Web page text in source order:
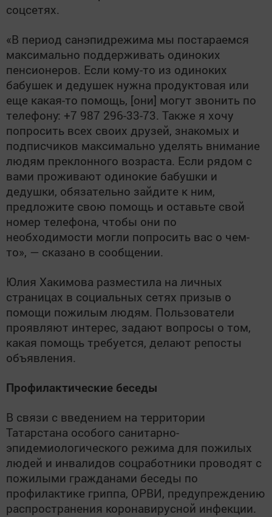
соцсетях.
«В период санэпидрежима мы постараемся
максимально поддерживать одиноких
пенсионеров. Если кому-то из одиноких
бабушек и дедушек нужна продуктовая или
еще какая-то помощь, [они] могут звонить по
телефону: +7 987 296-33-73. Также я хочу
попросить всех своих друзей, знакомых и
подписчиков максимально уделять внимание
людям преклонного возраста. Если рядом с
вами проживают одинокие бабушки и
дедушки, обязательно зайдите к ним,
предложите свою помощь и оставьте свой
номер телефона, чтобы они по
необходимости могли попросить вас о чем-
то», — сказано в сообщении.
Юлия Хакимова разместила на личных
страницах в социальных сетях призыв о
помощи пожилым людям. Пользователи
проявляют интерес, задают вопросы о том,
какая помощь требуется, делают репосты
объявления.
Профилактические беседы
В связи с введением на территории
Татарстана особого санитарно-
эпидемиологического режима для пожилых
людей и инвалидов соцработники проводят с
пожилыми гражданами беседы по
профилактике гриппа, ОРВИ, предупреждению
распространения коронавирусной инфекции.